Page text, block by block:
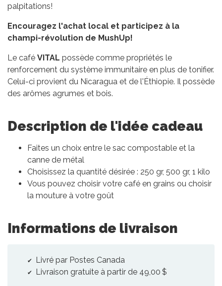
palpitations!
Encouragez l'achat local et participez à la
champi-révolution de MushUp!
Le café VITAL possède comme propriétés le
renforcement du système immunitaire en plus de tonifier.
Celui-ci provient du Nicaragua et de l'Éthiopie. Il possède
des arômes agrumes et bois.
Description de l'idée cadeau
Faites un choix entre le sac compostable et la
canne de métal
Choisissez la quantité désirée : 250 gr, 500 gr, 1 kilo
Vous pouvez choisir votre café en grains ou choisir
la mouture à votre goût
Informations de livraison
Livré par Postes Canada
Livraison gratuite à partir de 49,00 $